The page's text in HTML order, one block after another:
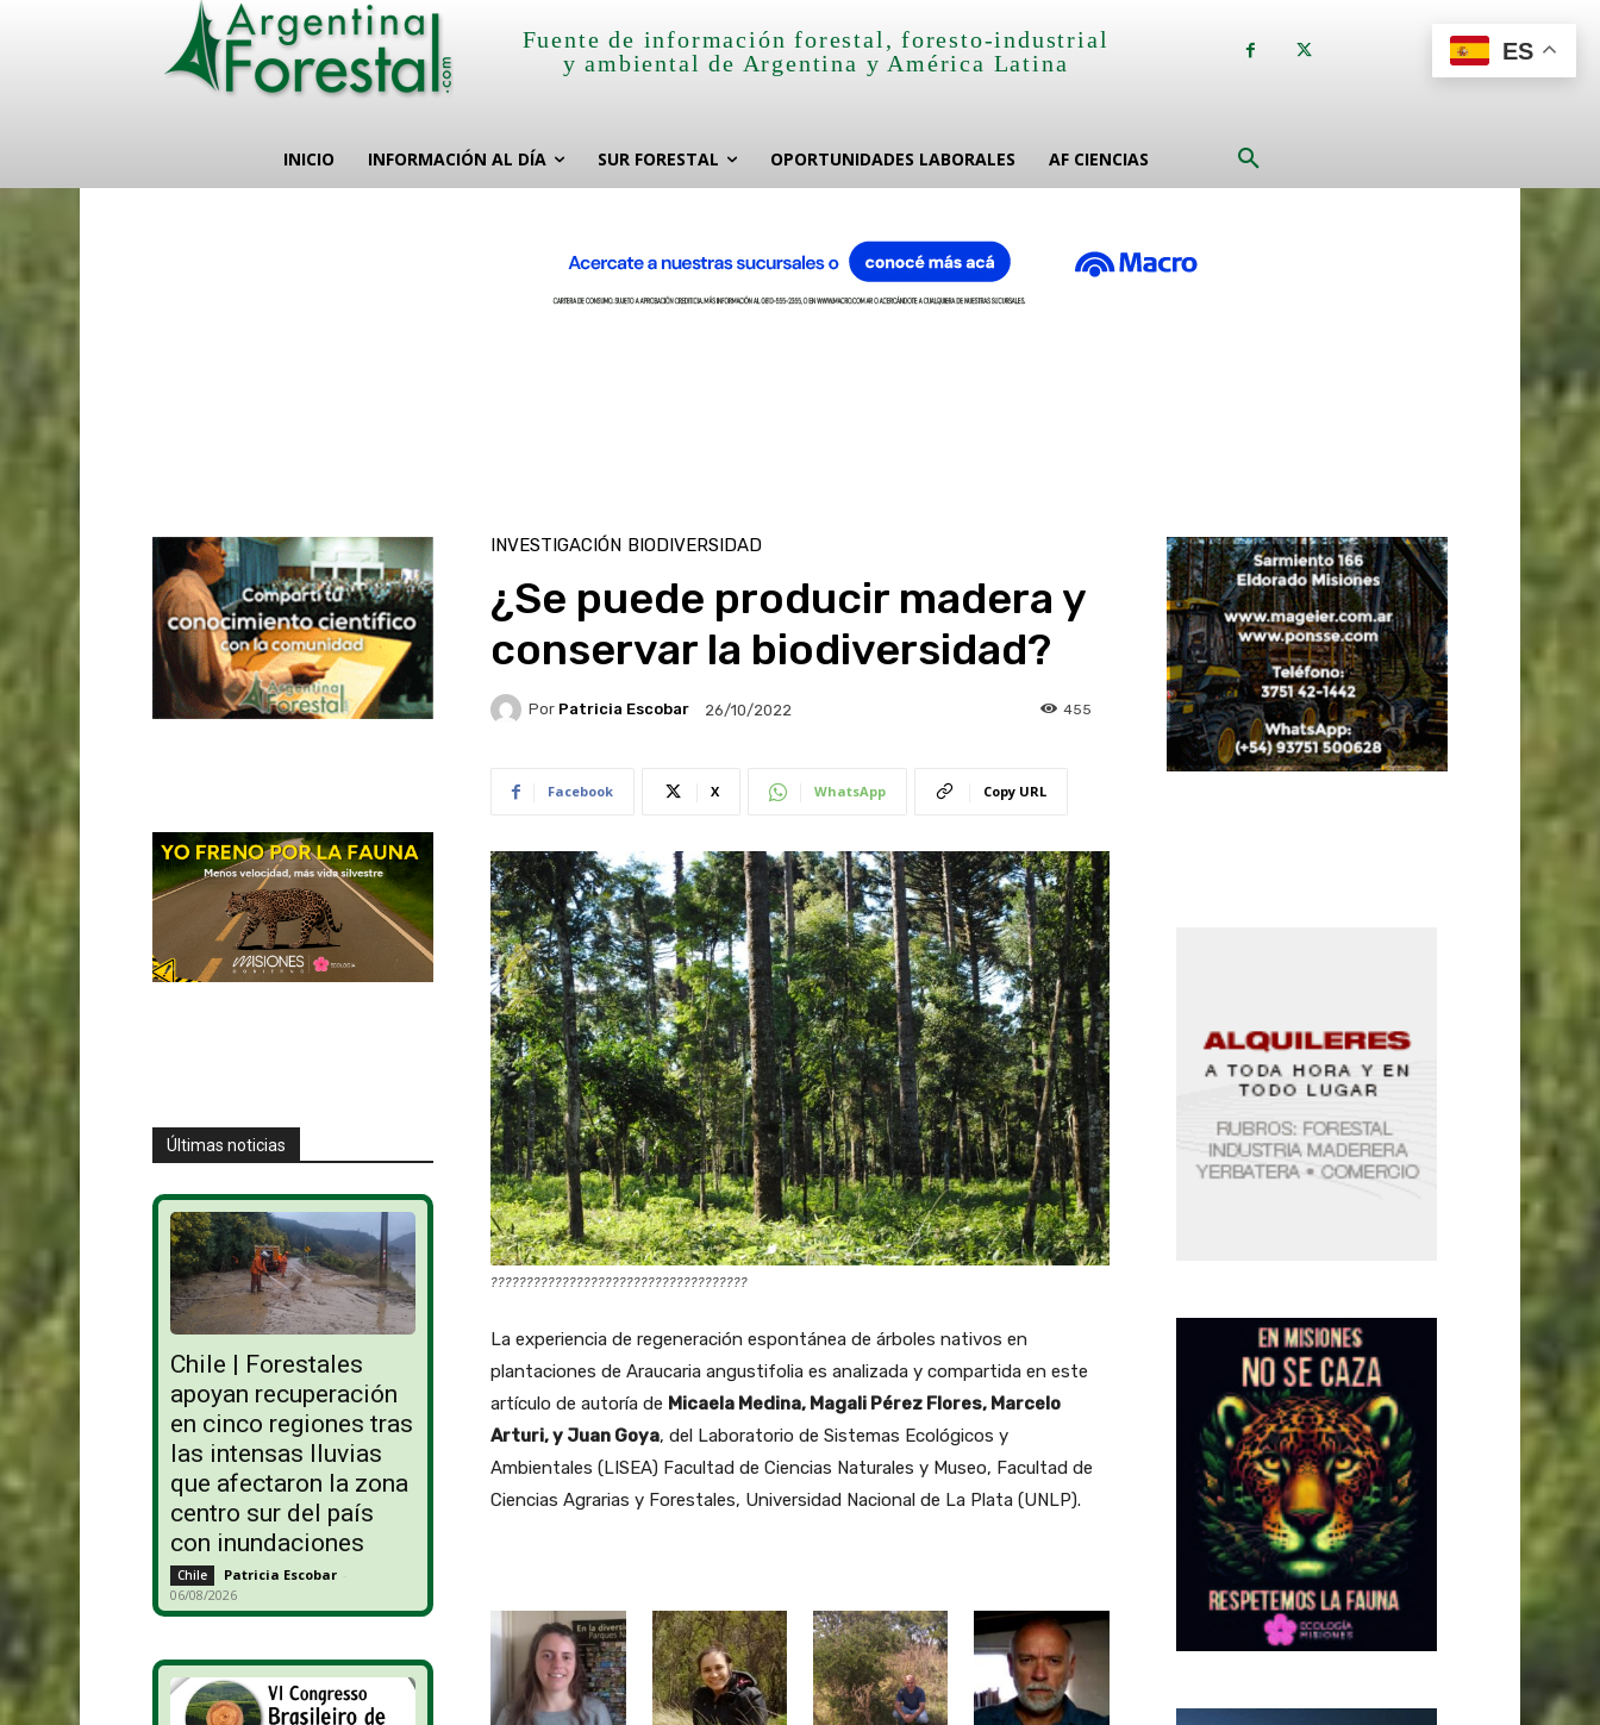
Fuente de información forestal, foresto-industrial
y ambiental de Argentina y América Latina
INICIO INFORMACIÓN AL DÍA SUR FORESTAL OPORTUNIDADES LABORALES AF CIENCIAS
Últimas noticias
Chile | Forestales
apoyan recuperación
en cinco regiones tras
las intensas lluvias
que afectaron la zona
centro sur del país
con inundaciones
Chile Patricia Escobar -
06/08/2026
INVESTIGACIÓN BIODIVERSIDAD
¿Se puede producir madera y
conservar la biodiversidad?
Por Patricia Escobar 26/10/2022 455
Facebook X WhatsApp Copy URL
????????????????????????????????????
La experiencia de regeneración espontánea de árboles nativos en
plantaciones de Araucaria angustifolia es analizada y compartida en este
artículo de autoría de Micaela Medina, Magali Pérez Flores, Marcelo
Arturi, y Juan Goya, del Laboratorio de Sistemas Ecológicos y
Ambientales (LISEA) Facultad de Ciencias Naturales y Museo, Facultad de
Ciencias Agrarias y Forestales, Universidad Nacional de La Plata (UNLP).
ES